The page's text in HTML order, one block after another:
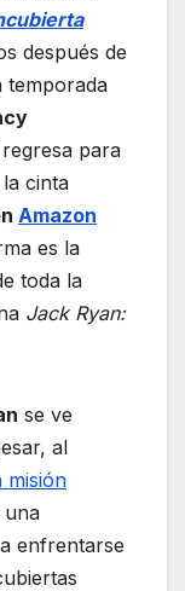
después de
temporada
regresa para
cinta
Amazon
es la
toda la
Jack Ryan:
se ve
al
misión
una
enfrentarse